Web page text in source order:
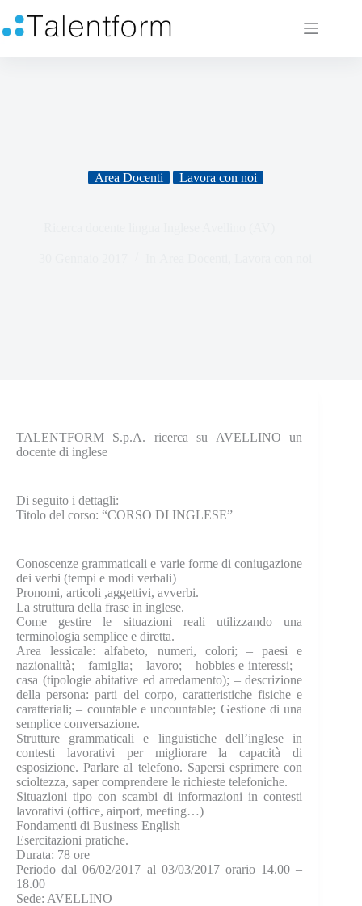
Area Docenti Lavora con noi
TALENTFORM S.p.A. ricerca su AVELLINO un
docente di inglese
Di seguito i dettagli:
Titolo del corso: “CORSO DI INGLESE”
Conoscenze grammaticali e varie forme di coniugazione
dei verbi (tempi e modi verbali)
Pronomi, articoli ,aggettivi, avverbi.
La struttura della frase in inglese.
Come gestire le situazioni reali utilizzando una
terminologia semplice e diretta.
Area lessicale: alfabeto, numeri, colori; – paesi e
nazionalità; – famiglia; – lavoro; – hobbies e interessi; –
casa (tipologie abitative ed arredamento); – descrizione
della persona: parti del corpo, caratteristiche fisiche e
caratteriali; – countable e uncountable; Gestione di una
semplice conversazione.
Strutture grammaticali e linguistiche dell’inglese in
contesti lavorativi per migliorare la capacità di
esposizione. Parlare al telefono. Sapersi esprimere con
scioltezza, saper comprendere le richieste telefoniche.
Situazioni tipo con scambi di informazioni in contesti
lavorativi (office, airport, meeting…)
Fondamenti di Business English
Esercitazioni pratiche.
Durata: 78 ore
Periodo dal 06/02/2017 al 03/03/2017 orario 14.00 –
18.00
Sede: AVELLINO